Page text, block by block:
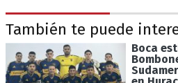
También te puede
Boca